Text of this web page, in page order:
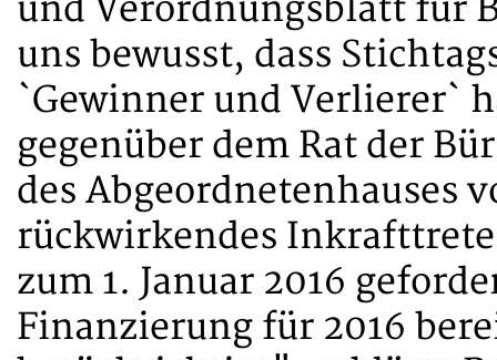
und Verordnungsblatt für
uns bewusst, dass
`Gewinner und Verlierer`
gegenüber dem Rat der
des Abgeordnetenhauses
rückwirkendes
zum 1. Januar 2016
Finanzierung für 2016